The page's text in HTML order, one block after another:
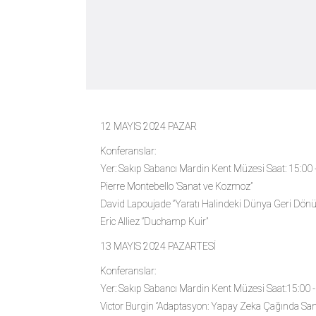
12 MAYIS 2024 PAZAR
Konferanslar:
Yer: Sakıp Sabancı Mardin Kent Müzesi Saat: 15:00
Pierre Montebello ’Sanat ve Kozmoz’’
David Lapoujade ‘’Yaratı Halindeki Dünya Geri
Eric Alliez ‘’Duchamp Kuir’’
13 MAYIS 2024 PAZARTESİ
Konferanslar:
Yer: Sakıp Sabancı Mardin Kent Müzesi Saat:15:00
Victor Burgin ‘’Adaptasyon: Yapay Zeka Çağında